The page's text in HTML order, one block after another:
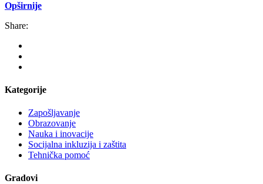
Opširnije
Share:
Kategorije
Zapošljavanje
Obrazovanje
Nauka i inovacije
Socijalna inkluzija i zaštita
Tehnička pomoć
Gradovi